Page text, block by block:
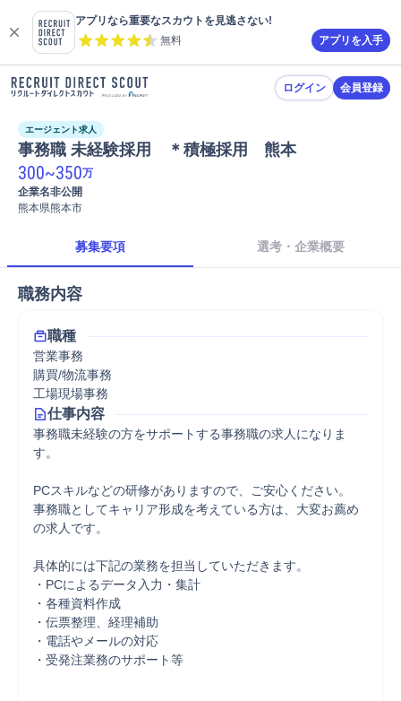
アプリなら重要なスカウトを見逃さない!
無料
アプリを入手
ログイン 会員登録
エージェント求人
事務職 未経験採用　＊積極採用　熊本
300~350万
企業名非公開
熊本県熊本市
募集要項 選考・企業概要
職務内容
職種
営業事務
購買/物流事務
工場現場事務
仕事内容
事務職未経験の方をサポートする事務職の求人になりま
す。
PCスキルなどの研修がありますので、ご安心ください。
事務職としてキャリア形成を考えている方は、大変お薦め
の求人です。
具体的には下記の業務を担当していただきます。
・PCによるデータ入力・集計
・各種資料作成
・伝票整理、経理補助
・電話やメールの対応
・受発注業務のサポート等